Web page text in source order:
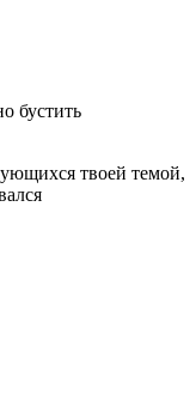
бустить
твоей темой,